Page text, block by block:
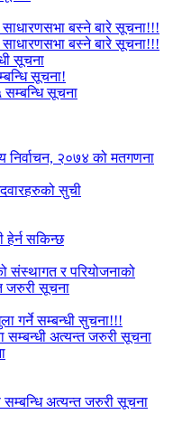
बस्ने बारे सूचना!!!
बस्ने बारे सूचना!!!
सूचना
सूचना!
सम्बन्धि सूचना
निर्वाचन, २०७४ को मतगणना
सुची
हेर्न सकिन्छ
संस्थागत र परियोजनाको
जरुरी सूचना
गर्ने सम्बन्धी सुचना!!!
सम्बन्धी अत्यन्त जरुरी सूचना
सम्बन्धि अत्यन्त जरुरी सूचना